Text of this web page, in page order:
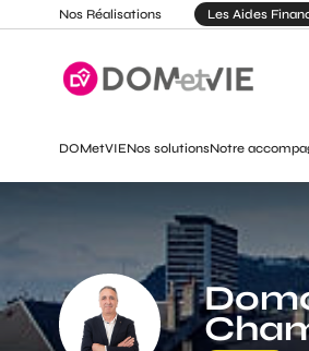
Nos Réalisations Les Aides
DOMetVIENos solutionsNotre